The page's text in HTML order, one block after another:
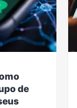
de